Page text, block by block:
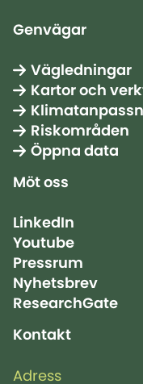
Genvägar
Vägledningar
Kartor och
Riskområden
Öppna data
Möt oss
LinkedIn
Youtube
Pressrum
Nyhetsbrev
ResearchGate
Kontakt
Adress